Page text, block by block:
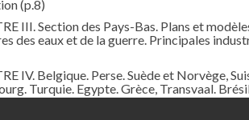
(p.8)
III. Section des Pays-Bas. Plans et
des eaux et de la guerre. Principales
IV. Belgique. Perse. Suède et Norvège,
Turquie. Egypte. Grèce, Transvaal.
Angleterre. Russie. Espagne. Autriche-